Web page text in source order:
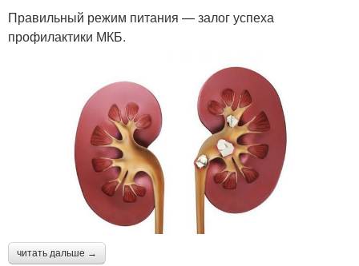
Правильный режим питания — залог успеха
профилактики МКБ.
читать дальше →